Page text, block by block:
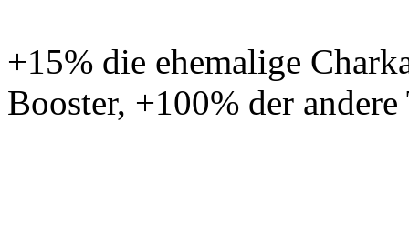
+15% die ehemalige
Booster, +100% der